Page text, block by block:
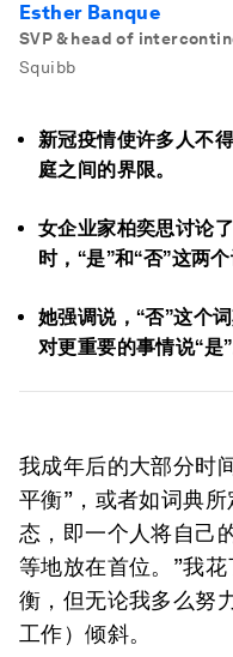
Esther Banque
SVP & head of
Squibb
新冠疫情使许多人不
庭之间的界限。
女企业家柏奕思讨论
时，“是”和“否”这两
她强调说，“否”这个
对更重要的事情说“是”
我成年后的大部分时
平衡”，或者如词典
态，即一个人将自己
等地放在首位。”我
衡，但无论我多么努
工作）倾斜。